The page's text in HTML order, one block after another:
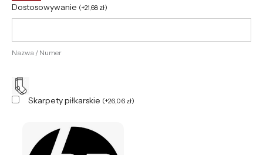
Dostosowywanie (+21,68 zł)
Nazwa / Numer
Skarpety piłkarskie (+26,06 zł)